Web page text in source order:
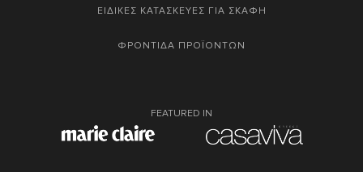
ΕΙΔΙΚΕΣ ΚΑΤΑΣΚΕΥΕΣ ΓΙΑ ΣΚΑΦΗ
ΦΡΟΝΤΙΔΑ ΠΡΟΪΟΝΤΩΝ
FEATURED IN